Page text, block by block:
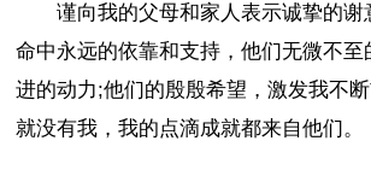
谨向我的父母和家人表示诚挚的谢
命中永远的依靠和支持，他们无微不至
进的动力;他们的殷殷希望，激发我不
就没有我，我的点滴成就都来自他们。